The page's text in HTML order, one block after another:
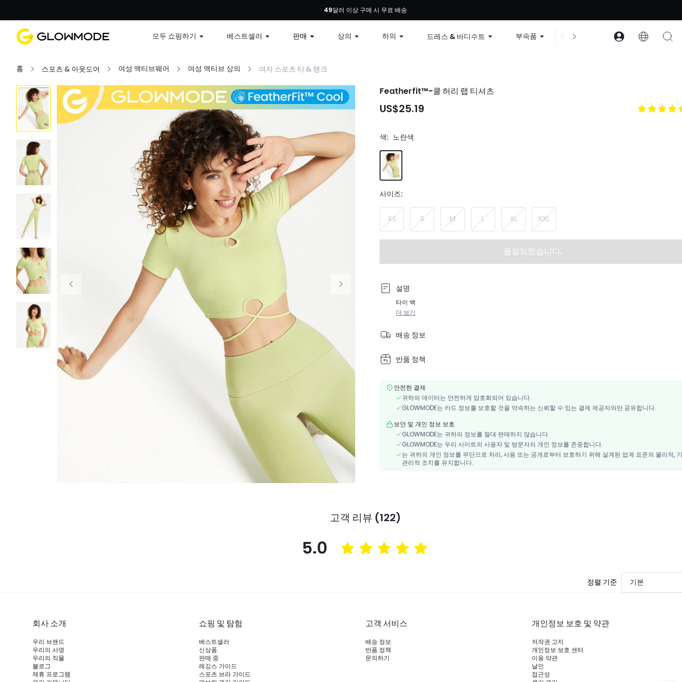
첫 주문: 모든 주문 10% 할인, 79달러 이상 구매 시 12% 할인, 99달러 이상 구매 시 15% 할인 | 할인 코드: GLOWNEW
49달러 이상 구매 시 무료 배송
모두 쇼핑하기 베스트셀러 판매 상의 하의 드레스 & 바디수트 부속품 컬렉션 구조 회사
홈 스포츠 & 아웃도어 여성 액티브웨어 여성 액티브 상의 여자 스포츠 티 & 탱크
Featherfit™-쿨 허리 랩 티셔츠
US$25.19
색: 노란색
사이즈:
XS S M L XL XXL
품절되었습니다.
설명
타이 백
더 보기
배송 정보
반품 정책
안전한 결제
귀하의 데이터는 안전하게 암호화되어 있습니다.
GLOWMODE는 카드 정보를 보호할 것을 약속하는 신뢰할 수 있는 결제 제공자와만 공유합니다.
보안 및 개인 정보 보호
GLOWMODE는 귀하의 정보를 절대 판매하지 않습니다.
GLOWMODE는 우리 사이트의 사용자 및 방문자의 개인 정보를 존중합니다.
는 귀하의 개인 정보를 무단으로 처리, 사용 또는 공개로부터 보호하기 위해 설계된 업계 표준의 물리적,
관리적 조치를 유지합니다.
고객 리뷰 (122)
5.0
정렬 기준 기본
회사 소개
우리 브랜드
우리의 사명
우리의 직물
블로그
제휴 프로그램
쇼핑 및 탐험
베스트셀러
신상품
판매 중
레깅스 가이드
스포츠 브라 가이드
고객 서비스
배송 정보
반품 정책
문의하기
개인정보 보호 및 약관
저작권 고지
개인정보 보호 센터
이용 약관
날인
접근성